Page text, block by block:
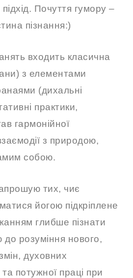
підхід. Почуття гумору –
пізнання:)
входить класична
з елементами
(дихальні
практики,
гармонійної
з природою,
собою.
тих, чиє
йогою підкріплене
глибше пізнати
до розуміння нового,
духовних
потужної праці при